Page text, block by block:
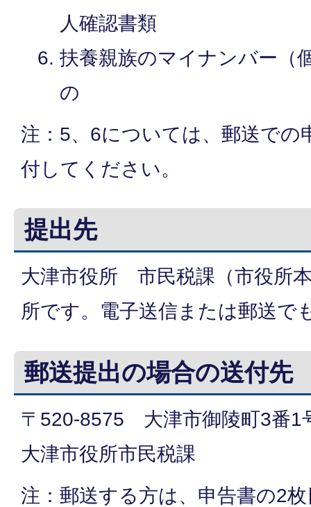
人確認書類
扶養親族のマイナンバー（
の
注：5、6については、郵送での
付してください。
提出先
大津市役所 市民税課（市役所
所です。電子送信または郵送で
郵送提出の場合の送付先
〒520-8575 大津市御陵町3
大津市役所市民税課
注：郵送する方は、申告書の2